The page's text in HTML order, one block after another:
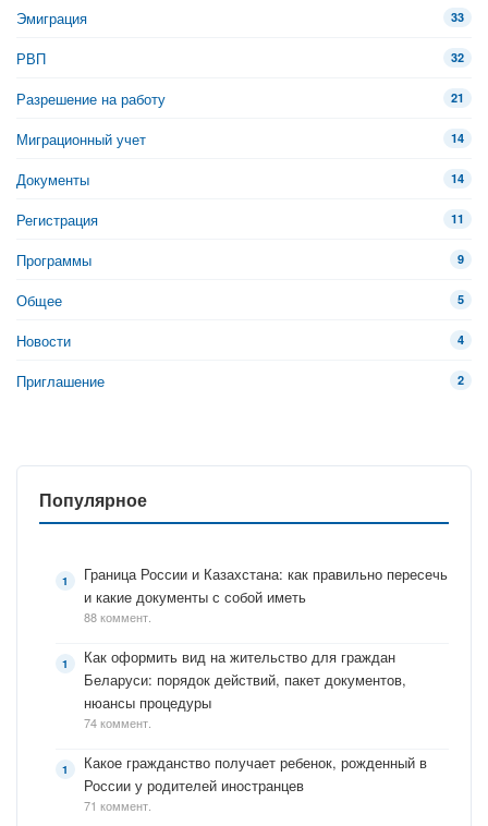
Эмиграция 33
РВП 32
Разрешение на работу 21
Миграционный учет 14
Документы 14
Регистрация 11
Программы 9
Общее 5
Новости 4
Приглашение 2
Популярное
Граница России и Казахстана: как правильно пересечь
и какие документы с собой иметь
88 коммент.
Как оформить вид на жительство для граждан
Беларуси: порядок действий, пакет документов,
нюансы процедуры
74 коммент.
Какое гражданство получает ребенок, рожденный в
России у родителей иностранцев
71 коммент.